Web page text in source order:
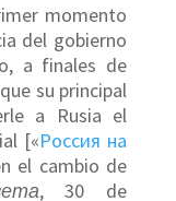
momento
del gobierno
a finales de
su principal
a Rusia el
[«Россия на
el cambio de
, 30 de